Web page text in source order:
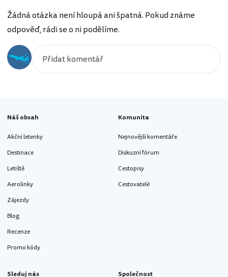
Žádná otázka není hloupá ani špatná. Pokud známe
odpověď, rádi se o ni podělíme.
Náš obsah
Akční letenky
Destinace
Letiště
Aerolinky
Zájezdy
Blog
Recenze
Promo kódy
Komunita
Nejnovější komentáře
Diskuzní fórum
Cestopisy
Cestovatelé
Sleduj nás Společnost